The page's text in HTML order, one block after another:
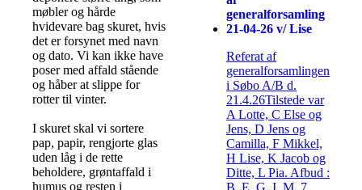
møbler og hårde
hvidevare bag skuret, hvis
det er forsynet med navn
og dato. Vi kan ikke have
poser med affald stående
og håber at slippe for
rotter til vinter.
I skuret skal vi sortere
pap, papir, rengjorte glas
uden låg i de rette
beholdere, grøntaffald i
humus og resten i
generalforsamling
21-04-26 v/ Lise
Referat af
generalforsamlingen
i Søbo A/B d.
21.4.26Tilstede var
A Lotte, C Else og
Jens, D Jens og
Camilla, F Mikkel,
H Lise, K Jacob og
Ditte, L Pia. Afbud :